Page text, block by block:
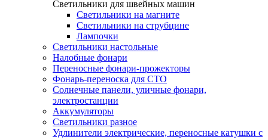
Светильники для швейных машин
Светильники на магните
Светильники на струбцине
Лампочки
Светильники настольные
Налобные фонари
Переносные фонари-прожекторы
Фонарь-переноска для СТО
Солнечные панели, уличные фонари,
электростанции
Аккумуляторы
Светильники разное
Удлинители электрические, переносные катушки с